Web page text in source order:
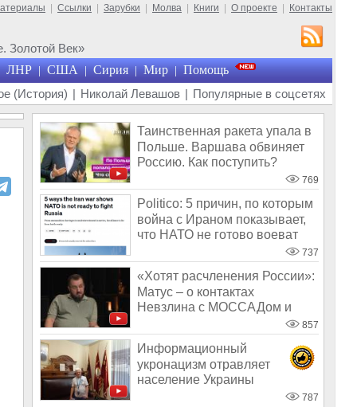
Ссылки Зарубки Молва Книги О проекте Контакты
Золотой Век»
ЛНР | США | Сирия | Мир | Помощь
(История) | Николай Левашов | Популярные в соцсетях
Таинственная ракета упала в
Польше. Варшава обвиняет
Россию. Как поступить?
769
Politico: 5 причин, по которым
война с Ираном показывает,
что НАТО не готово воеват
737
«Хотят расчленения России»:
Матус – о контактах
Невзлина с МОССАДом и
857
Информационный
укронацизм отравляет
население Украины
787